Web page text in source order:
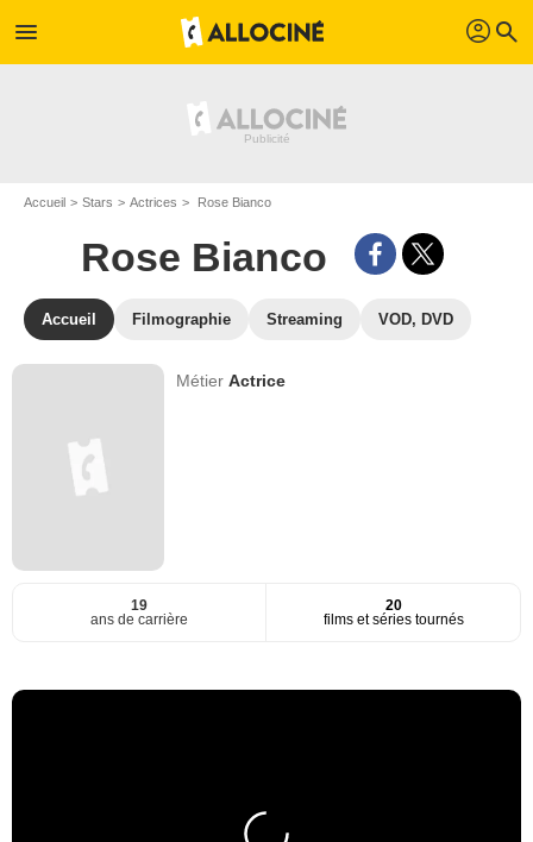
menu profil search
Accueil Stars Actrices Rose Bianco
Rose Bianco
Accueil Filmographie Streaming VOD, DVD
MétierActrice
19
ans de carrière
20
films et séries tournés